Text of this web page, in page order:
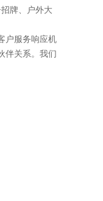
牌、户外大
户服务响应机
伴关系。我们